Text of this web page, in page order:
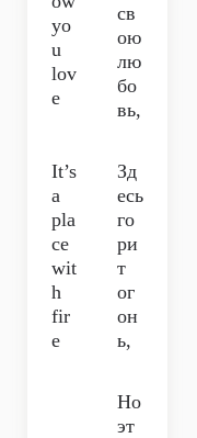
yo
u
lov
e
св
ою
лю
бо
вь,
It’s
a
pla
ce
wit
h
fir
e
Зд
есь
го
ри
т
ог
он
ь,
Но
эт